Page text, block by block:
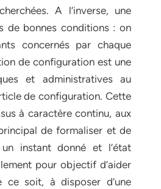
A l’inverse, une
de bonnes conditions : on
concernés par chaque
de configuration est une
et administratives au
de configuration. Cette
à caractère continu, aux
de formaliser et de
instant donné et l’état
pour objectif d’aider
soit, à disposer d’une